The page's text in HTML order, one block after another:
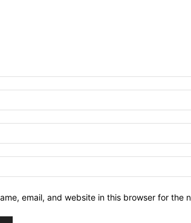
email, and website in this browser for the